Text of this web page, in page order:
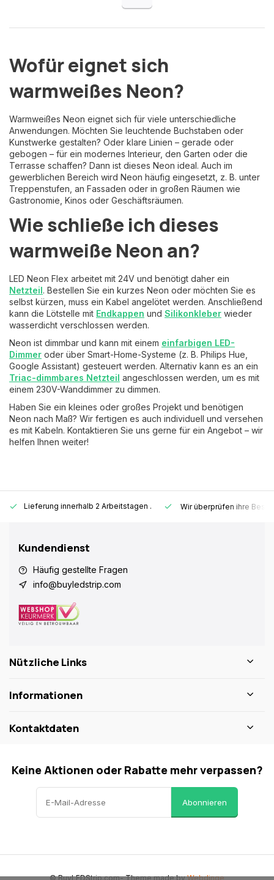
Wofür eignet sich
warmweißes Neon?
Warmweißes Neon eignet sich für viele unterschiedliche
Anwendungen. Möchten Sie leuchtende Buchstaben oder
Kunstwerke gestalten? Oder klare Linien – gerade oder
gebogen – für ein modernes Interieur, den Garten oder die
Terrasse schaffen? Dann ist dieses Neon ideal. Auch im
gewerblichen Bereich wird Neon häufig eingesetzt, z. B. unter
Treppenstufen, an Fassaden oder in großen Räumen wie
Gastronomie, Kinos oder Geschäftsräumen.
Wie schließe ich dieses
warmweiße Neon an?
LED Neon Flex arbeitet mit 24V und benötigt daher ein
Netzteil. Bestellen Sie ein kurzes Neon oder möchten Sie es
selbst kürzen, muss ein Kabel angelötet werden. Anschließend
kann die Lötstelle mit Endkappen und Silikonkleber wieder
wasserdicht verschlossen werden.
Neon ist dimmbar und kann mit einem einfarbigen LED-
Dimmer oder über Smart-Home-Systeme (z. B. Philips Hue,
Google Assistant) gesteuert werden. Alternativ kann es an ein
Triac-dimmbares Netzteil angeschlossen werden, um es mit
einem 230V-Wanddimmer zu dimmen.
Haben Sie ein kleines oder großes Projekt und benötigen
Neon nach Maß? Wir fertigen es auch individuell und versehen
es mit Kabeln. Kontaktieren Sie uns gerne für ein Angebot – wir
helfen Ihnen weiter!
Lieferung innerhalb 2 Arbeitstagen . Wir überprüfen ihre
Kundendienst
Häufig gestellte Fragen
info@buyledstrip.com
Nützliche Links
Informationen
Kontaktdaten
Keine Aktionen oder Rabatte mehr verpassen?
Abonnieren
© BuyLEDStrip.com- Theme made byWebdinge